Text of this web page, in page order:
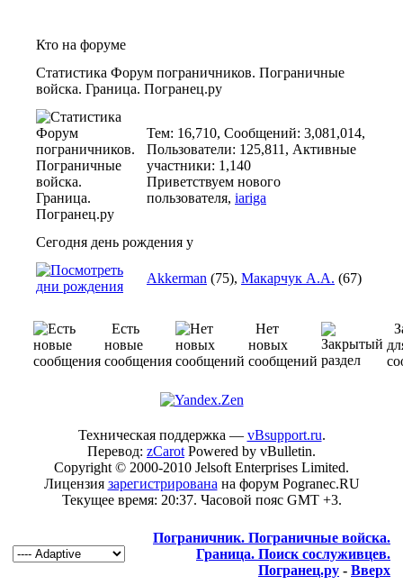
Кто на форуме
Статистика Форум пограничников. Пограничные
войска. Граница. Погранец.ру
Тем: 16,710, Сообщений: 3,081,014,
Пользователи: 125,811, Активные
участники: 1,140
Приветствуем нового
пользователя, iariga
Сегодня день рождения у
Akkerman (75), Макарчук А.А. (67)
Есть
новые
сообщения
Нет
новых
сообщений
Техническая поддержка — vBsupport.ru.
Перевод: zCarot Powered by vBulletin.
Copyright © 2000-2010 Jelsoft Enterprises Limited.
Лицензия зарегистрирована на форум Pogranec.RU
Текущее время: 20:37. Часовой пояс GMT +3.
Пограничник. Пограничные войска.
Граница. Поиск сослуживцев.
Погранец.ру - Вверх